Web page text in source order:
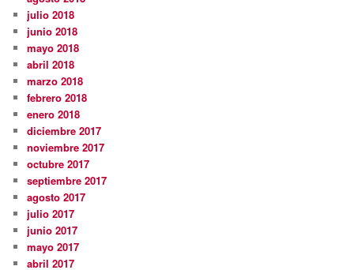
julio 2018
junio 2018
mayo 2018
abril 2018
marzo 2018
febrero 2018
enero 2018
diciembre 2017
noviembre 2017
octubre 2017
septiembre 2017
agosto 2017
julio 2017
junio 2017
mayo 2017
abril 2017